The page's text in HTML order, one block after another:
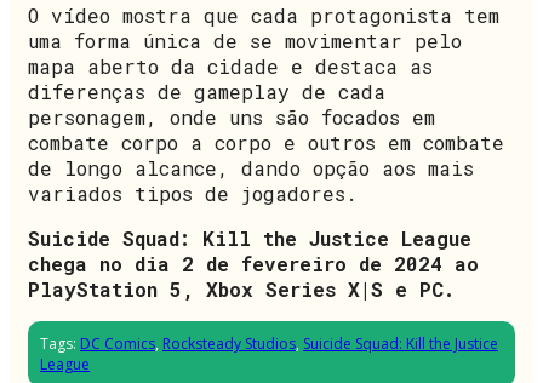
O vídeo mostra que cada protagonista tem
uma forma única de se movimentar pelo
mapa aberto da cidade e destaca as
diferenças de gameplay de cada
personagem, onde uns são focados em
combate corpo a corpo e outros em combate
de longo alcance, dando opção aos mais
variados tipos de jogadores.
Suicide Squad: Kill the Justice League
chega no dia 2 de fevereiro de 2024 ao
PlayStation 5, Xbox Series X|S e PC.
Tags: DC Comics, Rocksteady Studios, Suicide Squad: Kill the Justice
League